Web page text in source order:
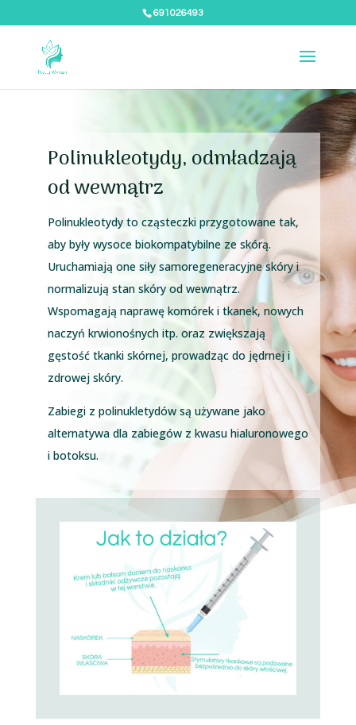
691026493
Polinukleotydy, odmładzają
od wewnątrz
Polinukleotydy to cząsteczki przygotowane tak,
aby były wysoce biokompatybilne ze skórą.
Uruchamiają one siły samoregeneracyjne skóry i
normalizują stan skóry od wewnątrz.
Wspomagają naprawę komórek i tkanek, nowych
naczyń krwionośnych itp. oraz zwiększają
gęstość tkanki skórnej, prowadząc do jędrnej i
zdrowej skóry.
Zabiegi z polinukletydów są używane jako
alternatywa dla zabiegów z kwasu hialuronowego
i botoksu.